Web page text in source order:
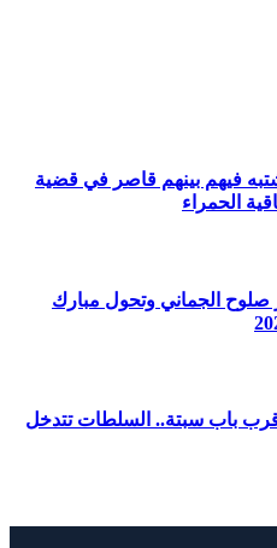
هزت العيون.. توقيف 6 مشتبه فيهم بينهم قاصر في قضية
الحمراء
صلوح الجماني وتحول مبارك
باب سبتة.. السلطات تتدخل